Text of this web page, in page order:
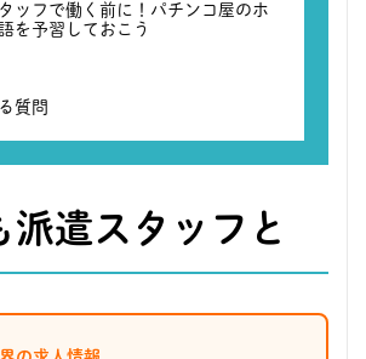
ッフで働く前に！パチンコ屋のホ
を予習しておこう
質問
派遣スタッフと